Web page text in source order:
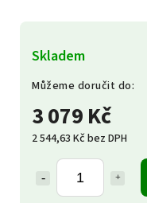
3 079 Kč
2 544,63 Kč bez DPH
Skladem
Můžeme doručit do: